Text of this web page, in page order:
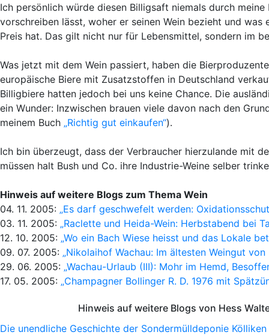
Ich persönlich würde diesen Billigsaft niemals durch
vorschreiben lässt, woher er seinen Wein bezieht und
Preis hat. Das gilt nicht nur für Lebensmittel, sondern im
Was jetzt mit dem Wein passiert, haben die
europäische Biere mit Zusatzstoffen in Deutschland
Billigbiere hatten jedoch bei uns keine Chance. Die
ein Wunder: Inzwischen brauen viele davon nach den
meinem Buch „Richtig gut einkaufen“).
Ich bin überzeugt, dass der Verbraucher hierzulande mit
müssen halt Bush und Co. ihre Industrie-Weine selber
Hinweis auf weitere Blogs zum Thema Wein
04. 11. 2005: „Es darf geschwefelt werden:
03. 11. 2005: „Raclette und Heida-Wein: Herbstabend bei
12. 10. 2005: „Wo ein Bach Wiese heisst und das Lokale
09. 07. 2005: „Nikolaihof Wachau: Im ältesten Weingut von
29. 06. 2005: „Wachau-Urlaub (III): Mohr im Hemd,
17. 05. 2005: „Champagner Bollinger R. D. 1976 mit
Hinweis auf weitere Blogs von Hess
Die unendliche Geschichte der Sondermülldeponie Kölliken